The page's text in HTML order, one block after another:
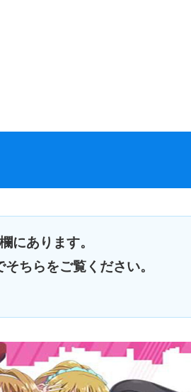
にあります。
ちらをご覧ください。